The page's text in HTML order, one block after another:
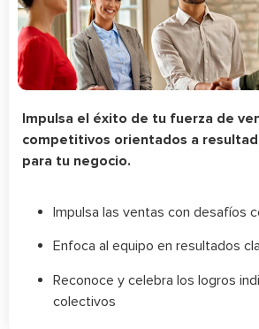
Impulsa el éxito de tu fuerza de
competitivos orientados a
para tu negocio.
Impulsa las ventas con desafíos
Enfoca al equipo en resultados
Reconoce y celebra los logros
colectivos